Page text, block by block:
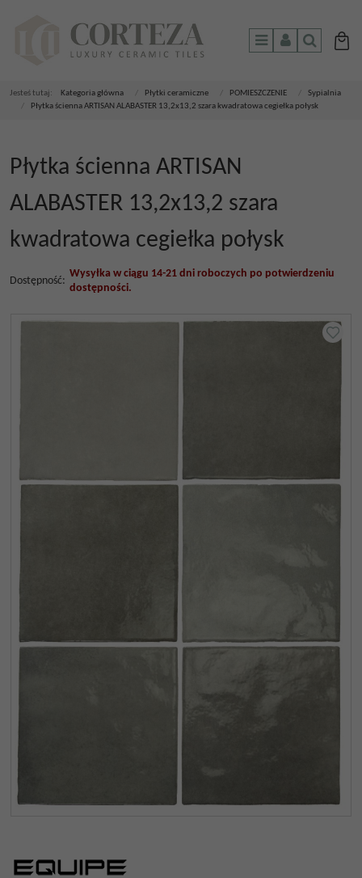
MenuPanelSzukaj
Jesteś tutaj: Kategoria główna Płytki ceramiczne POMIESZCZENIE
Sypialnia
Płytka ścienna ARTISAN ALABASTER 13,2x13,2 szara kwadratowa cegiełka połysk
Płytka ścienna ARTISAN
ALABASTER 13,2x13,2 szara
kwadratowa cegiełka połysk
Dostępność:
Wysyłka w ciągu 14-21 dni roboczych po potwierdzeniu
dostępności.